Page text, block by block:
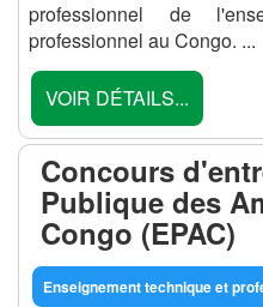
professionnel de
professionnel au Congo. ...
VOIR DÉTAILS...
Concours
Publique des
Congo (EPAC)
Enseignement technique et